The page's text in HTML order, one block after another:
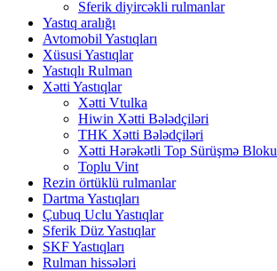
Sferik diyircəkli rulmanlar
Yastıq aralığı
Avtomobil Yastıqları
Xüsusi Yastıqlar
Yastıqlı Rulman
Xətti Yastıqlar
Xətti Vtulka
Hiwin Xətti Bələdçiləri
THK Xətti Bələdçiləri
Xətti Hərəkətli Top Sürüşmə Bloku
Toplu Vint
Rezin örtüklü rulmanlar
Dartma Yastıqları
Çubuq Uclu Yastıqlar
Sferik Düz Yastıqlar
SKF Yastıqları
Rulman hissələri